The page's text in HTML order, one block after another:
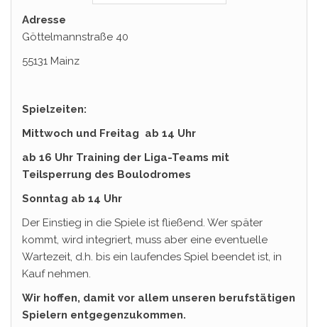
Adresse
Göttelmannstraße 40
55131 Mainz
Spielzeiten:
Mittwoch und Freitag ab 14 Uhr
ab 16 Uhr Training der Liga-Teams mit
Teilsperrung des Boulodromes
Sonntag ab 14 Uhr
Der Einstieg in die Spiele ist fließend. Wer später
kommt, wird integriert, muss aber eine eventuelle
Wartezeit, d.h. bis ein laufendes Spiel beendet ist, in
Kauf nehmen.
Wir hoffen, damit vor allem unseren berufstätigen
Spielern entgegenzukommen.